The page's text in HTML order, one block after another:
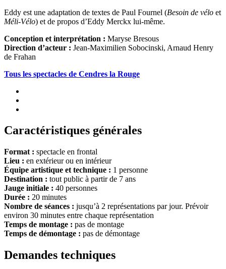
Eddy est une adaptation de textes de Paul Fournel (Besoin de vélo et
Méli-Vélo) et de propos d’Eddy Merckx lui-même.
Conception et interprétation : Maryse Bresous
Direction d’acteur : Jean-Maximilien Sobocinski, Arnaud Henry
de Frahan
Tous les spectacles de Cendres la Rouge
Caractéristiques générales
Format : spectacle en frontal
Lieu : en extérieur ou en intérieur
Équipe artistique et technique : 1 personne
Destination : tout public à partir de 7 ans
Jauge initiale : 40 personnes
Durée : 20 minutes
Nombre de séances : jusqu’à 2 représentations par jour. Prévoir
environ 30 minutes entre chaque représentation
Temps de montage : pas de montage
Temps de démontage : pas de démontage
Demandes techniques